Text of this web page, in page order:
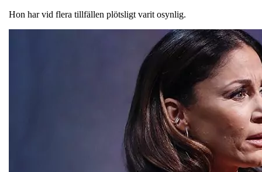
Hon har vid flera tillfällen plötsligt varit osynlig.